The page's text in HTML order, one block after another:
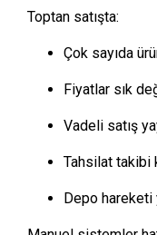
Toptan satışta:
Çok sayıda
Fiyatlar sık
Vadeli satış
Tahsilat takibi
Depo hareketi